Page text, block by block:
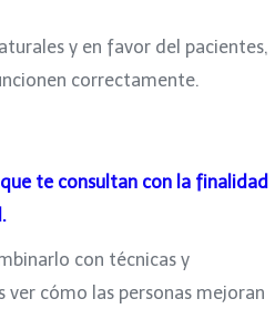
y en favor del pacientes,
correctamente.
te consultan con la finalidad
con técnicas y
cómo las personas mejoran